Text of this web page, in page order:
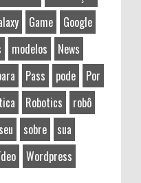
Game
Google
modelos
News
Pass pode
Por
Robotics
robô
seu sobre
sua
Wordpress